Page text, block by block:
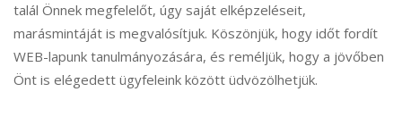
talál Önnek megfelelőt, úgy saját elképzeléseit,
marásmintáját is megvalósítjuk. Köszönjük, hogy időt fordít
WEB-lapunk tanulmányozására, és reméljük, hogy a jövőben
Önt is elégedett ügyfeleink között üdvözölhetjük.